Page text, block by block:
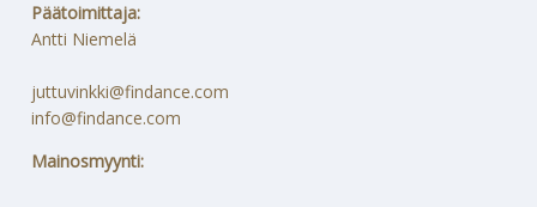
Päätoimittaja:
Antti Niemelä
juttuvinkki@findance.com
info@findance.com
Mainosmyynti: